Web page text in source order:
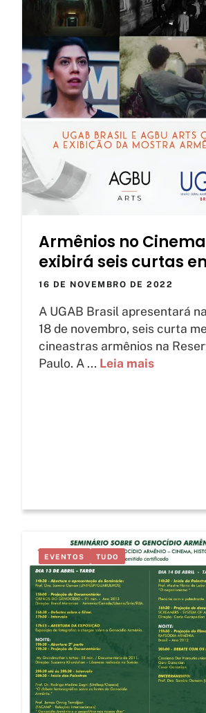
Armênios no
exibirá seis curtas
16 DE NOVEMBRO DE 2022
A UGAB Brasil apresentará
18 de novembro, seis curta
cineastras armênios na
Paulo. A ... Leia mais
EVENTOS TUDO